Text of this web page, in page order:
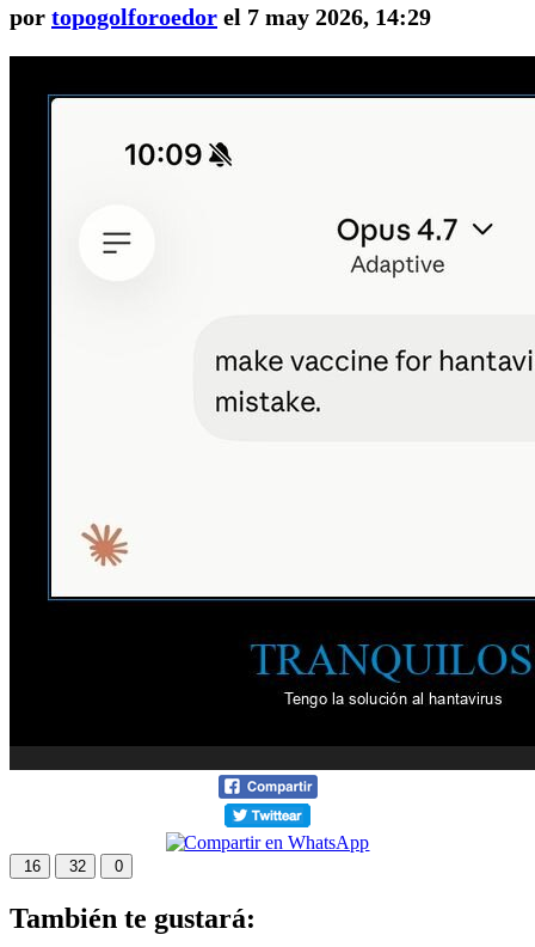
por topogolforoedor el 7 may 2026, 14:29
16 32 0
También te gustará: